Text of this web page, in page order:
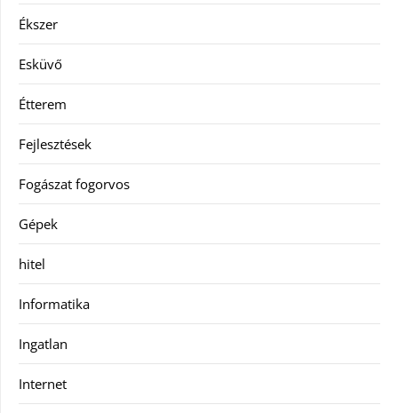
Ékszer
Esküvő
Étterem
Fejlesztések
Fogászat fogorvos
Gépek
hitel
Informatika
Ingatlan
Internet